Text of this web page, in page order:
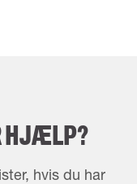
HJÆLP?
hvis du har